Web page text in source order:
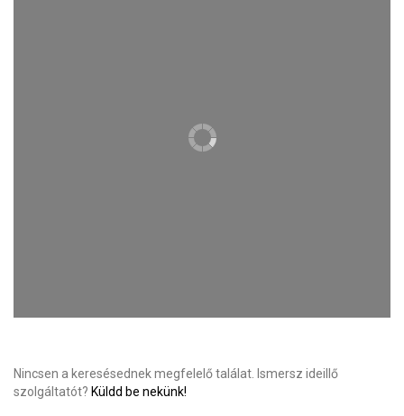
Nincsen a keresésednek megfelelő találat. Ismersz ideillő
szolgáltatót? Küldd be nekünk!